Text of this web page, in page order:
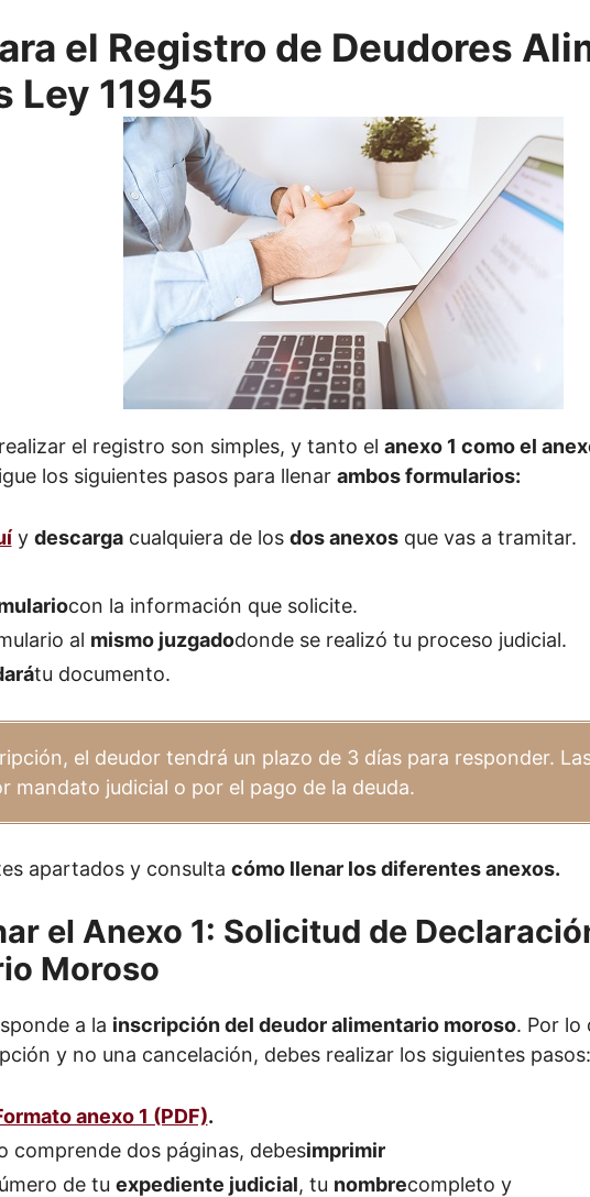
el Registro de Deudores
Ley 11945
el registro son simples, y tanto el anexo 1 como el
los siguientes pasos para llenar ambos formularios:
y descargacualquiera de los dos anexosque vas a tramitar.
con la información que solicite.
al mismo juzgadodonde se realizó tu proceso judicial.
tu documento.
el deudor tendrá un plazo de 3 días para responder.
mandato judicial o por el pago de la deuda.
apartados y consulta cómo llenar los diferentes anexos.
el Anexo 1: Solicitud de
Moroso
a la inscripción del deudor alimentario moroso. Por lo
y no una cancelación, debes realizar los siguientes pasos:
anexo 1 (PDF).
comprende dos páginas, debesimprimir
de tu expediente judicial, tu nombrecompleto y